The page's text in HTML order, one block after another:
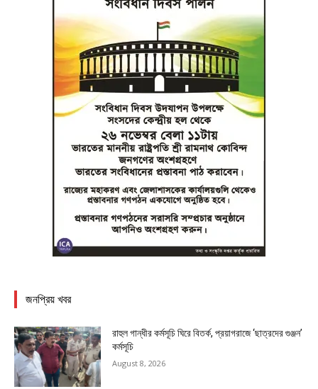
জনপ্রিয় খবর
রাহুল গান্ধীর কর্মসূচি ঘিরে বিতর্ক, প্রয়াগরাজে ‘ছাত্রদের গুঞ্জন’
কর্মসূচি
August 8, 2026